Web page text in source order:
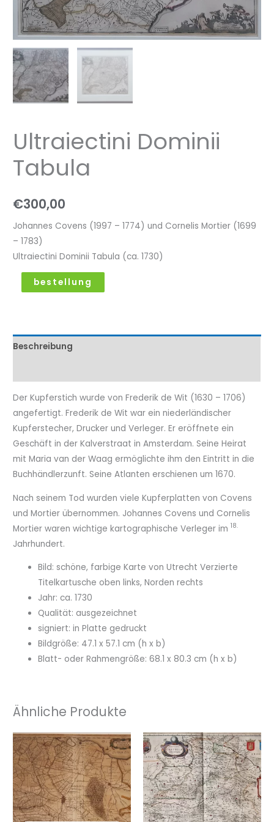
Ultraiectini Dominii
Tabula
€300,00
Johannes Covens (1997 – 1774) und Cornelis Mortier (1699
– 1783)
Ultraiectini Dominii Tabula (ca. 1730)
bestellung
Beschreibung
Der Kupferstich wurde von Frederik de Wit (1630 – 1706)
angefertigt. Frederik de Wit war ein niederländischer
Kupferstecher, Drucker und Verleger. Er eröffnete ein
Geschäft in der Kalverstraat in Amsterdam. Seine Heirat
mit Maria van der Waag ermöglichte ihm den Eintritt in die
Buchhändlerzunft. Seine Atlanten erschienen um 1670.
Nach seinem Tod wurden viele Kupferplatten von Covens
und Mortier übernommen. Johannes Covens und Cornelis
Mortier waren wichtige kartographische Verleger im 18.
Jahrhundert.
Bild: schöne, farbige Karte von Utrecht Verzierte
Titelkartusche oben links, Norden rechts
Jahr: ca. 1730
Qualität: ausgezeichnet
signiert: in Platte gedruckt
Bildgröße: 47.1 x 57.1 cm (h x b)
Blatt- oder Rahmengröße: 68.1 x 80.3 cm (h x b)
Ähnliche Produkte